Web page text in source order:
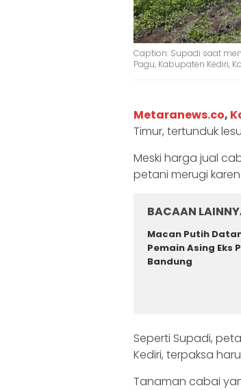
Caption: Supadi saat
Pagu, Kabupaten Kediri,
Metaranews.co,
Timur, tertunduk
Meski harga jual
petani merugi
BACAAN
Macan Putih
Pemain Asing Eks
Bandung
Seperti Supadi,
Kediri, terpaksa
Tanaman cabai